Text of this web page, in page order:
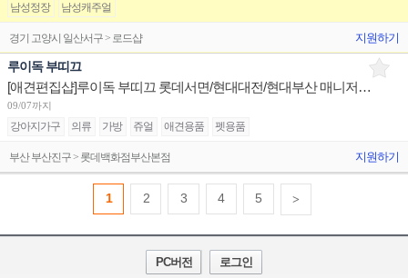
남성정장 남성캐주얼
경기 고양시 일산서구 > 로드샵 지원하기
루이독 부띠끄
[애견편집샵]루이독 부띠끄 롯데서면/현대대전/현대부산 매니저/시니어/주니어 채용
09/07까지
강아지가구 의류 가방 쥬얼 애견용품 펫용품
부산 부산진구 > 롯데백화점부산본점 지원하기
1 2 3 4 5 >
PC버전 로그인